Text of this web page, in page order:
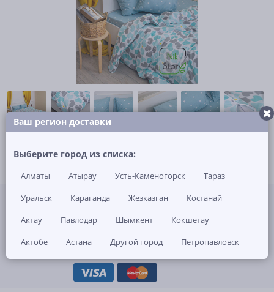
Ваш регион доставки
Выберите город из списка:
Алматы Атырау Усть-Каменогорск
Тараз
Уральск
Караганда Жезказган
Костанай
Актау
Павлодар Шымкент
Кокшетау
Актобе
Астана Другой город Петропавловск